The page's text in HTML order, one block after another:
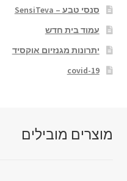
סנסי טבע – SensiTeva
עמוד בית חדש
יתרונות מגנזיום אוקסיד
covid-19
מוצרים מובילים